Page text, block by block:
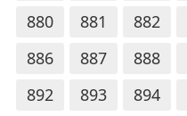
880
881 882
886
887 888
892
893 894